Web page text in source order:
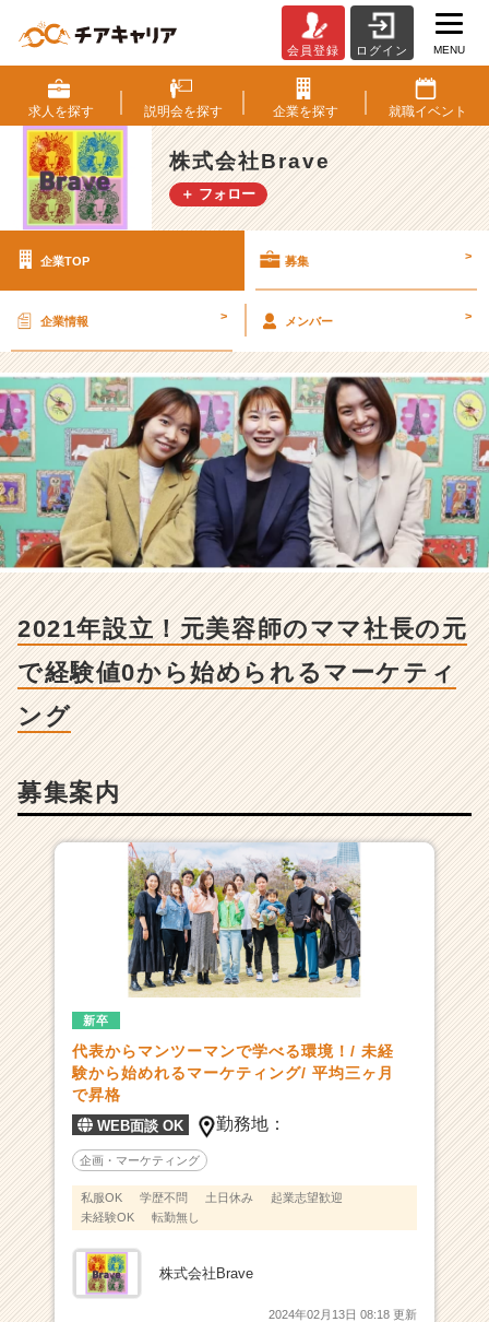
式
会
社
B
r
a
採
人
-
2
0
2
1
年
設
立！
元
師
マ
で
経
験
値
0
か
ら
始
め
れ
る
ー
ケ
テ
ィ
ン
グ
ベ
会員登録 ログイン MENU
求人を探す 説明会を探す 企業を探す 就職イベント
株式会社Brave
＋ フォロー
企業TOP 募集 >
企業情報 > メンバー >
2021年設立！元美容師のママ社長の元
で経験値0から始められるマーケティ
ング
募集案内
新卒
代表からマンツーマンで学べる環境！/ 未経
験から始めれるマーケティング/ 平均三ヶ月
で昇格
WEB面談 OK 勤務地：
企画・マーケティング
私服OK 学歴不問 土日休み
起業志望歓迎
未経験OK
転勤無し
株式会社Brave
2024年02月13日 08:18 更新